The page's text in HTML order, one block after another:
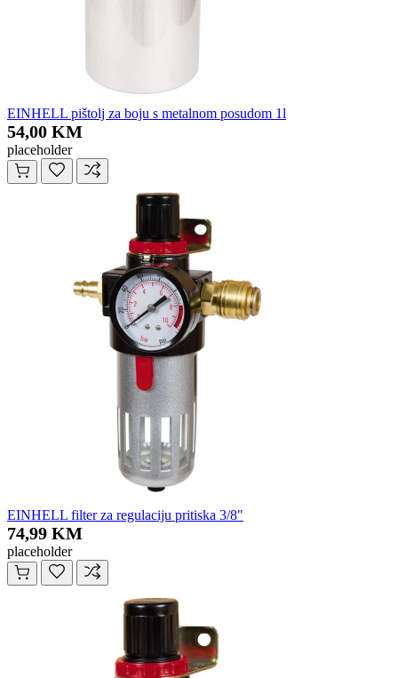
EINHELL pištolj za boju s metalnom posudom 1l
54,00 KM
placeholder
EINHELL filter za regulaciju pritiska 3/8"
74,99 KM
placeholder